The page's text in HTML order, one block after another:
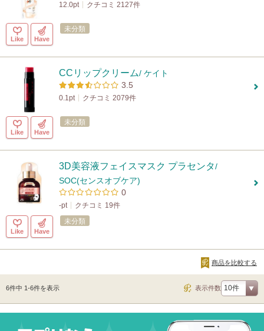
12.0pt クチコミ 2127件
Like Have
未分類
CCリップクリーム/ ケイト
3.5
0.1pt クチコミ 2079件
Like Have
未分類
3D美容液フェイスマスク プラセンタ/
SOC(センスオブケア)
0
-pt クチコミ 19件
Like Have
未分類
商品を比較する
6件中 1-6件を表示 表示件数